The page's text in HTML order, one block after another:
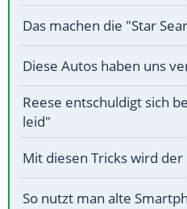
Das machen die "Star
Diese Autos haben uns
Reese entschuldigt sich
leid"
Mit diesen Tricks wird
So nutzt man alte